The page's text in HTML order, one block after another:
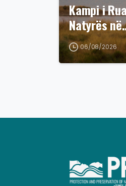
Kampi i
Natyrës
06/08/2026